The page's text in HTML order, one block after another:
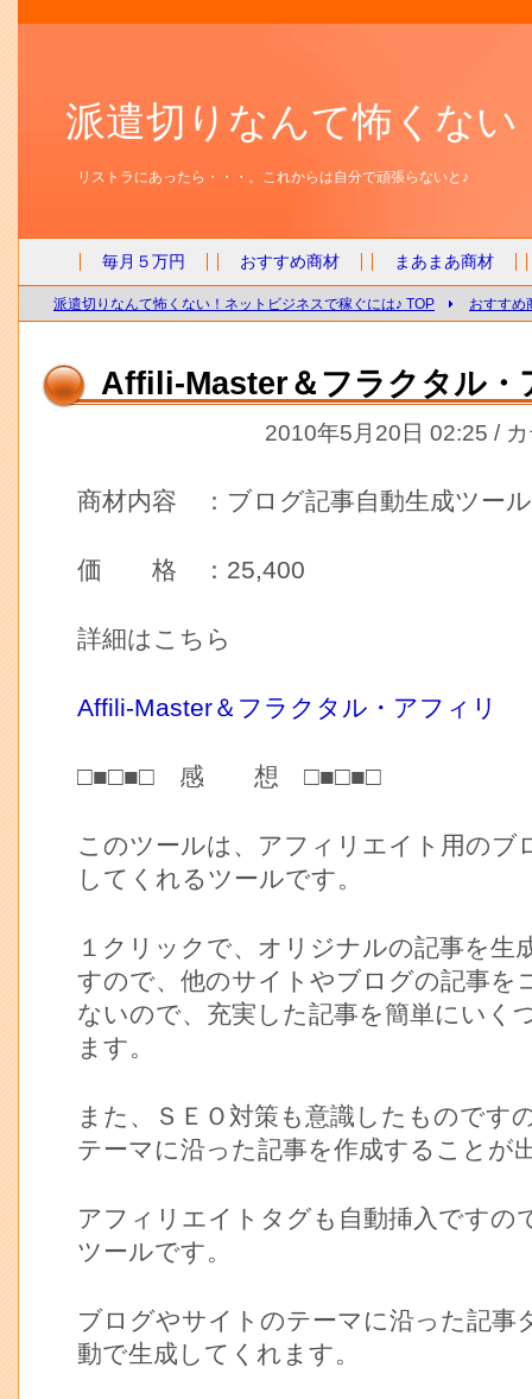
派遣切りなんて怖くな
リストラにあったら・・・。これからは自分で頑張らないと♪
毎月５万円 おすすめ商材 まあまあ商材
派遣切りなんて怖くない！ネットビジネスで稼ぐには♪ TOP おすすめ
Affili-Master＆フラクタル・
2010年5月20日 02:25 /
商材内容 ：ブログ記事自動生成ツール
価 格 ：25,400
詳細はこちら
Affili-Master＆フラクタル・アフィリ
□■□■□ 感 想 □■□■□
このツールは、アフィリエイト用のブ
してくれるツールです。
１クリックで、オリジナルの記事を生
すので、他のサイトやブログの記事を
ないので、充実した記事を簡単にいく
ます。
また、ＳＥＯ対策も意識したものです
テーマに沿った記事を作成することが
アフィリエイトタグも自動挿入ですの
ツールです。
ブログやサイトのテーマに沿った記事
動で生成してくれます。